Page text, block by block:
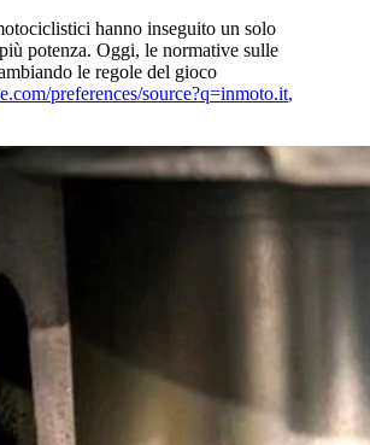
hanno inseguito un solo
potenza. Oggi, le normative sulle
le regole del gioco
preferences/source?q=inmoto.it,